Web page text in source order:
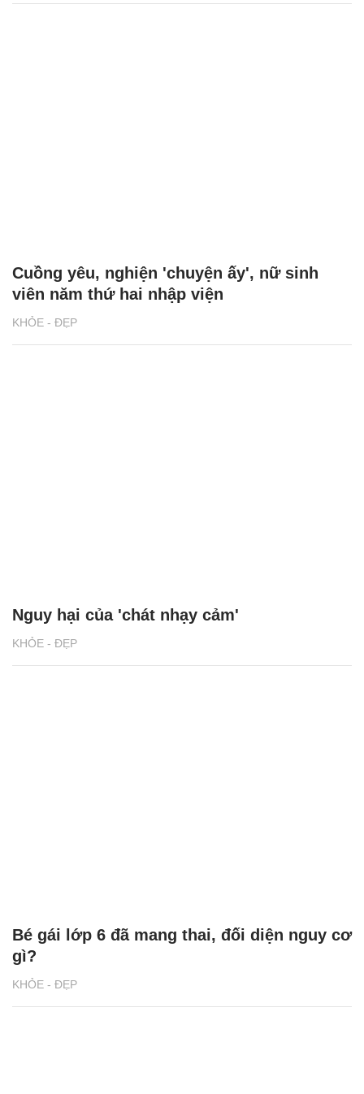
KHỎE - ĐẸP
Cuồng yêu, nghiện 'chuyện ấy', nữ sinh
viên năm thứ hai nhập viện
KHỎE - ĐẸP
Nguy hại của 'chát nhạy cảm'
KHỎE - ĐẸP
Bé gái lớp 6 đã mang thai, đối diện nguy cơ
gì?